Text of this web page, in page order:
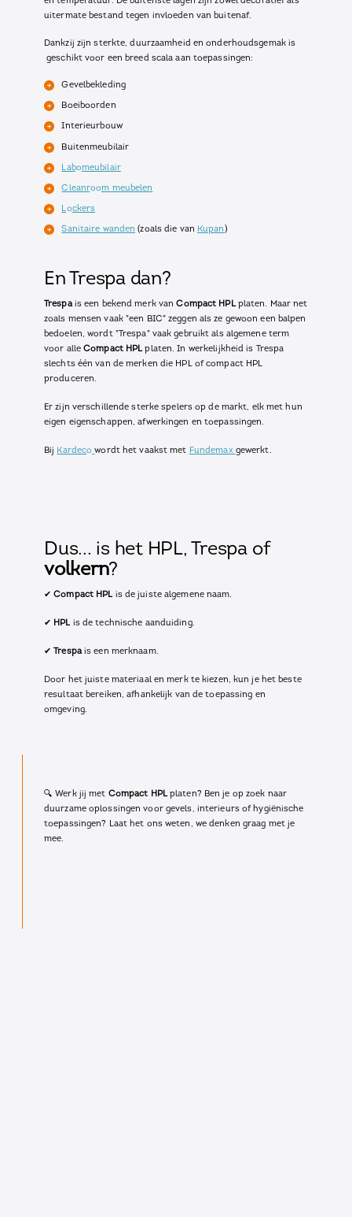
uitermate bestand tegen invloeden van buitenaf.
Dankzij zijn sterkte, duurzaamheid en onderhoudsgemak is
geschikt voor een breed scala aan toepassingen:
Gevelbekleding
Boeiboorden
Interieurbouw
Buitenmeubilair
Labomeubilair
Cleanroom meubelen
Lockers
Sanitaire wanden (zoals die van Kupan )
En Trespa dan?
Trespais een bekend merk vanCompact HPLplaten. Maar net
zoals mensen vaak "een BIC" zeggen als ze gewoon een balpen
bedoelen, wordt "Trespa" vaak gebruikt als algemene term
voor alleCompact HPLplaten. In werkelijkheid is Trespa
slechts één van de merken die HPL of compact HPL
produceren.
Er zijn verschillende sterke spelers op de markt, elk met hun
eigen eigenschappen, afwerkingen en toepassingen.
Bij Kardecowordt het vaakst met Fundemax gewerkt.
Dus... is het HPL, Trespa of
volkern?
✔Compact HPL is de juiste algemene naam.
✔ HPL is de technische aanduiding.
✔ Trespais een merknaam.
Door het juiste materiaal en merk te kiezen, kun je het beste
resultaat bereiken, afhankelijk van de toepassing en
omgeving.
🔍 Werk jij met Compact HPLplaten? Ben je op zoek naar
duurzame oplossingen voor gevels, interieurs of hygiënische
toepassingen? Laat het ons weten, we denken graag met je
mee.